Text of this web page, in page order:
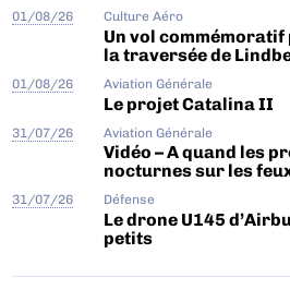
01/08/26 Culture Aéro
Un vol
la traversée de
01/08/26 Aviation Générale
Le projet Catalina II
31/07/26 Aviation Générale
Vidéo – A quand les
nocturnes sur les
31/07/26 Défense
Le drone U145
petits